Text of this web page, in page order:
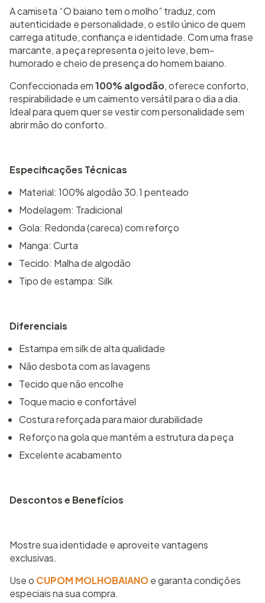
A camiseta “O baiano tem o molho” traduz, com
autenticidade e personalidade, o estilo único de quem
carrega atitude, confiança e identidade. Com uma frase
marcante, a peça representa o jeito leve, bem-
humorado e cheio de presença do homem baiano.
Confeccionada em100% algodão, oferece conforto,
respirabilidade e um caimento versátil para o dia a dia.
Ideal para quem quer se vestir com personalidade sem
abrir mão do conforto.
Especificações Técnicas
Material: 100% algodão 30.1 penteado
Modelagem: Tradicional
Gola: Redonda (careca) com reforço
Manga: Curta
Tecido: Malha de algodão
Tipo de estampa: Silk
Diferenciais
Estampa em silk de alta qualidade
Não desbota com as lavagens
Tecido que não encolhe
Toque macio e confortável
Costura reforçada para maior durabilidade
Reforço na gola que mantém a estrutura da peça
Excelente acabamento
Descontos e Benefícios
Mostre sua identidade e aproveite vantagens
exclusivas.
Use o CUPOM MOLHOBAIANOe garanta condições
especiais na sua compra.